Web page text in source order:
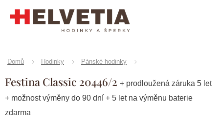
Domů Hodinky Pánské hodinky
Festina Classic 20446/2 + prodloužená záruka 5 let
+ možnost výměny do 90 dní + 5 let na výměnu baterie
zdarma